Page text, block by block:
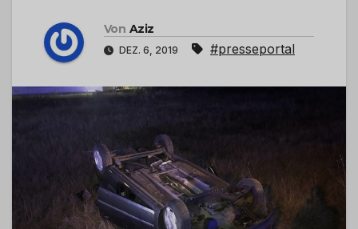
Von Aziz
DEZ. 6, 2019 #presseportal